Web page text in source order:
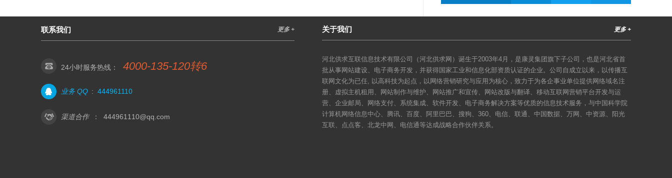
更多 +
联系我们
24小时服务热线： 4000-135-120转6
业务 QQ : 444961110
渠道合作 ： 444961110@qq.com
更多 +
关于我们
河北供求互联信息技术有限公司（河北供求网）诞生于2003年4月，是康灵集团旗下子公司，也是河北省首
批从事网站建设、电子商务开发，并获得国家工业和信息化部资质认证的企业。公司自成立以来，以传播互
联网文化为已任, 以高科技为起点，以网络营销研究与应用为核心，致力于为各企事业单位提供网络域名注
册、虚拟主机租用、网站制作与维护、网站推广和宣传、网站改版与翻译、移动互联网营销平台开发与运
营、企业邮局、网络支付、系统集成、软件开发、电子商务解决方案等优质的信息技术服务，与中国科学院
计算机网络信息中心、腾讯、百度、阿里巴巴、搜狗、360、电信、联通、中国数据、万网、中资源、阳光
互联、点点客、北龙中网、电信通等达成战略合作伙伴关系。